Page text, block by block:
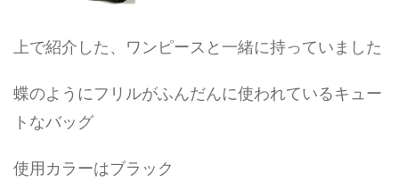
上で紹介した、ワンピースと一緒に持っていました
蝶のようにフリルがふんだんに使われているキュー
トなバッグ
使用カラーはブラック